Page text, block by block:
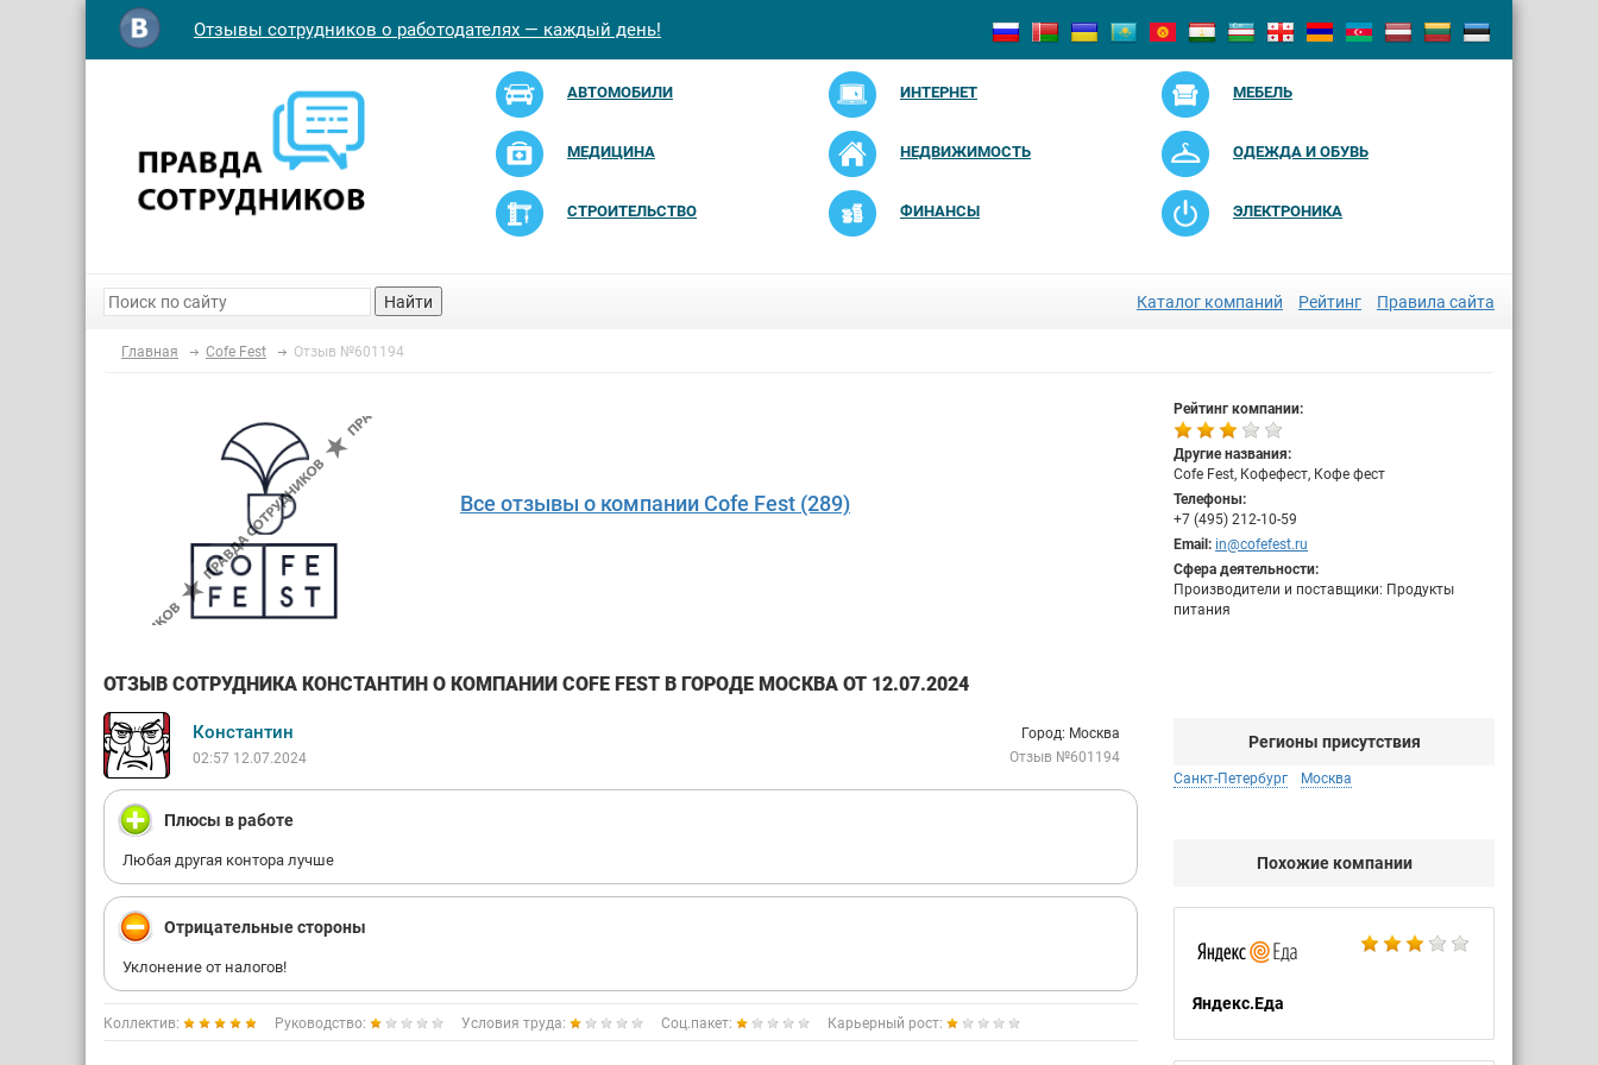
Отзывы сотрудников о работодателях — каждый день!
АВТОМОБИЛИ ИНТЕРНЕТ МЕБЕЛЬ
МЕДИЦИНА НЕДВИЖИМОСТЬ ОДЕЖДА И ОБУВЬ
СТРОИТЕЛЬСТВО ФИНАНСЫ ЭЛЕКТРОНИКА
Найти Каталог компаний Рейтинг Правила сайта
Главная Cofe Fest Отзыв №601194
Все отзывы о компании Cofe Fest (289)
Рейтинг компании:
Другие названия:
Cofe Fest, Кофефест, Кофе фест
Телефоны:
+7 (495) 212-10-59
Email: in@cofefest.ru
Сфера деятельности:
Производители и поставщики: Продукты
питания
ОТЗЫВ СОТРУДНИКА КОНСТАНТИН О КОМПАНИИ COFE FEST В ГОРОДЕ МОСКВА ОТ 12.07.2024
Константин
02:57 12.07.2024
Город: Москва
Отзыв №601194
Плюсы в работе
Любая другая контора лучше
Отрицательные стороны
Уклонение от налогов!
Коллектив: Руководство: Условия труда: Соц.пакет: Карьерный рост:
Регионы присутствия
Санкт-Петербург Москва
Похожие компании
Яндекс.Еда